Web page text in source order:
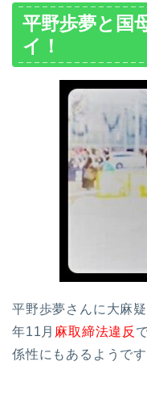
平野歩夢と国
イ！
平野歩夢さんに大麻
年11月 麻取締法違反
係性にもあるようです